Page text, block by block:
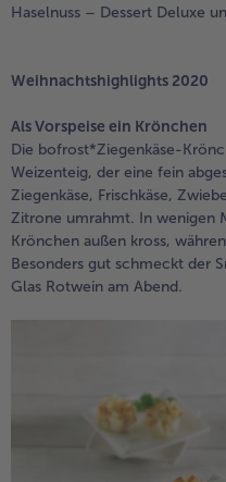
Haselnuss – Dessert Deluxe
Weihnachtshighlights 2020
Als Vorspeise ein Krönchen
Die bofrost*Ziegenkäse-
Weizenteig, der eine fein
Ziegenkäse, Frischkäse,
Zitrone umrahmt. In wenigen
Krönchen außen kross,
Besonders gut schmeckt der
Glas Rotwein am Abend.